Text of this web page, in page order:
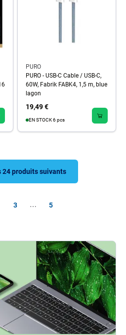
PURO
PURO - USB-C Cable / USB-C,
60W, Fabrik FABK4, 1,5 m, blue
lagon
19,49 €
EN STOCK 6 pcs
24 produits suivants
3 ⋯ 5